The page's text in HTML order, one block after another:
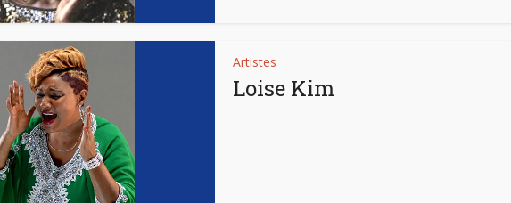
Artistes
Loise Kim